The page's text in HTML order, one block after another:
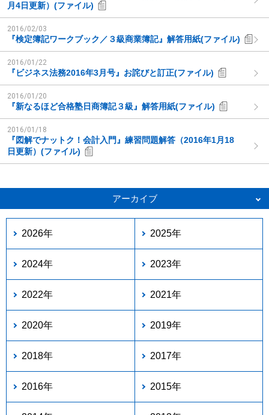
月4日更新）(ファイル)
2016/02/03
『検定簿記ワークブック／３級商業簿記』解答用紙(ファイル)
2016/01/22
『ビジネス法務2016年3月号』お詫びと訂正(ファイル)
2016/01/20
『新なるほど合格塾日商簿記３級』解答用紙(ファイル)
2016/01/18
『図解でナットク！会計入門』練習問題解答（2016年1月18
日更新）(ファイル)
アーカイブ
2026年 2025年
2024年 2023年
2022年 2021年
2020年 2019年
2018年 2017年
2016年 2015年